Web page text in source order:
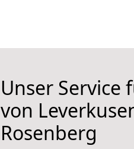
Unser Service
von
Rosenberg